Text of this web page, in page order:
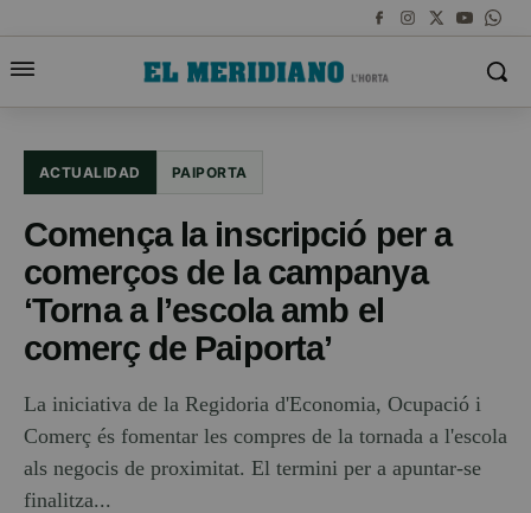
ACTUALIDAD PAIPORTA
Comença la inscripció per a
comerços de la campanya
‘Torna a l’escola amb el
comerç de Paiporta’
La iniciativa de la Regidoria d'Economia, Ocupació i
Comerç és fomentar les compres de la tornada a l'escola
als negocis de proximitat. El termini per a apuntar-se
finalitza...